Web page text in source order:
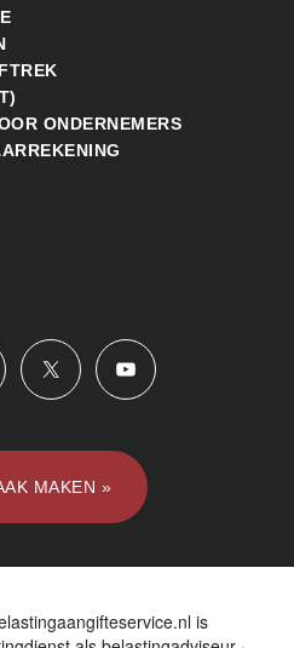
ONDERNEMERS
MAKEN »
is